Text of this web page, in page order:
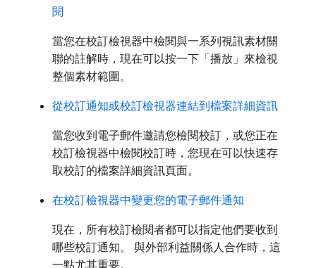
閱
當您在校訂檢視器中檢閱與一系列視訊素材關
聯的註解時，現在可以按一下「播放」來檢視
整個素材範圍。
從校訂通知或校訂檢視器連結到檔案詳細資訊
當您收到電子郵件邀請您檢閱校訂，或您正在
校訂檢視器中檢閱校訂時，您現在可以快速存
取校訂的檔案詳細資訊頁面。
在校訂檢視器中變更您的電子郵件通知
現在，所有校訂檢閱者都可以指定他們要收到
哪些校訂通知。 與外部利益關係人合作時，這
一點尤其重要。